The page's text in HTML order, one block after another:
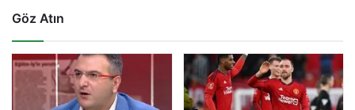
Göz Atın